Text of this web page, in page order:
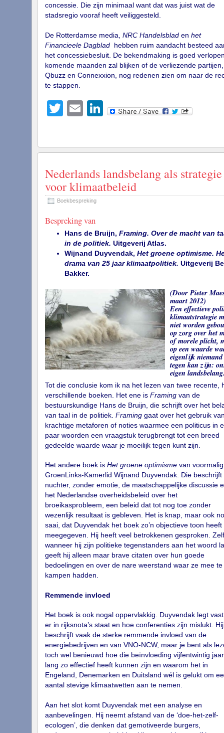
concessie. Die zijn minimaal want dat was juist wat de
stadsregio vooraf heeft veiliggesteld.
De Rotterdamse media, NRC Handelsbladen het
Financieele Dagbladhebben ruim aandacht besteed
het concessiebesluit. De bekendmaking is goed
komende maanden zal blijken of de verliezende partijen,
Qbuzz en Connexxion, nog redenen zien om naar de
te stappen.
Twitter
EmailLinkedIn
Nederlands landsbelang als strategie
voor klimaatbeleid
Boekbespreking
Bespreking van
Hans de Bruijn, Framing. Over de macht van
in de politiek. Uitgeverij Atlas.
Wijnand Duyvendak, Het groene optimisme.
drama van 25 jaar klimaatpolitiek. Uitgeverij
Bakker.
(Door Pieter
maart 2012)
Een effectieve
klimaatstrategie
niet worden
op zorg over het
of morele plicht,
op een waarde
eigenlijk niemand
tegen kan zijn:
eigen
Tot die conclusie kom ik na het lezen van twee recente,
verschillende boeken. Het ene is Framingvan de
bestuurskundige Hans de Bruijn, die schrijft over het
van taal in de politiek. Framinggaat over het gebruik
krachtige metaforen of noties waarmee een politicus in
paar woorden een vraagstuk terugbrengt tot een breed
gedeelde waarde waar je moeilijk tegen kunt zijn.
Het andere boek is Het groene optimismevan voormalig
GroenLinks-Kamerlid Wijnand Duyvendak. Die beschrijft
nuchter, zonder emotie, de maatschappelijke discussie
het Nederlandse overheidsbeleid over het
broeikasprobleem, een beleid dat tot nog toe zonder
wezenlijk resultaat is gebleven. Het is knap, maar ook
saai, dat Duyvendak het boek zo’n objectieve toon heeft
meegegeven. Hij heeft veel betrokkenen gesproken.
wanneer hij zijn politieke tegenstanders aan het woord
geeft hij alleen maar brave citaten over hun goede
bedoelingen en over de nare weerstand waar ze mee te
kampen hadden.
Remmende invloed
Het boek is ook nogal oppervlakkig. Duyvendak legt
er in rijksnota’s staat en hoe conferenties zijn mislukt. Hij
beschrijft vaak de sterke remmende invloed van de
energiebedrijven en van VNO-NCW, maar je bent als
toch wel benieuwd hoe die beïnvloeding vijfentwintig jaar
lang zo effectief heeft kunnen zijn en waarom het in
Engeland, Denemarken en Duitsland wél is gelukt om
aantal stevige klimaatwetten aan te nemen.
Aan het slot komt Duyvendak met een analyse en
aanbevelingen. Hij neemt afstand van de ‘doe-het-zelf-
ecologen’, die denken dat gemotiveerde burgers,